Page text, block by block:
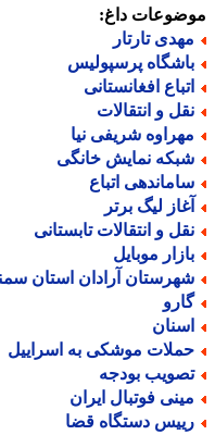
داغ:
تارتار
پرسپولیس
افغانستانی
و انتقالات
شریفی نیا
نمایش خانگی
اتباع
لیگ برتر
و انتقالات تابستانی
موبایل
آرادان استان سمنان
موشکی به اسراییل
بودجه
فوتبال ایران
دستگاه قضا